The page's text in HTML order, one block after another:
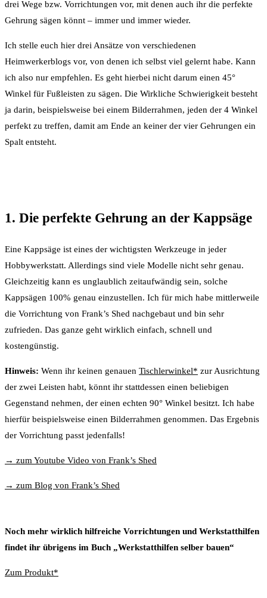
drei Wege bzw. Vorrichtungen vor, mit denen auch ihr die perfekte
Gehrung sägen könnt – immer und immer wieder.
Ich stelle euch hier drei Ansätze von verschiedenen
Heimwerkerblogs vor, von denen ich selbst viel gelernt habe. Kann
ich also nur empfehlen. Es geht hierbei nicht darum einen 45°
Winkel für Fußleisten zu sägen. Die Wirkliche Schwierigkeit besteht
ja darin, beispielsweise bei einem Bilderrahmen, jeden der 4 Winkel
perfekt zu treffen, damit am Ende an keiner der vier Gehrungen ein
Spalt entsteht.
1. Die perfekte Gehrung an der Kappsäge
Eine Kappsäge ist eines der wichtigsten Werkzeuge in jeder
Hobbywerkstatt. Allerdings sind viele Modelle nicht sehr genau.
Gleichzeitig kann es unglaublich zeitaufwändig sein, solche
Kappsägen 100% genau einzustellen. Ich für mich habe mittlerweile
die Vorrichtung von Frank’s Shed nachgebaut und bin sehr
zufrieden. Das ganze geht wirklich einfach, schnell und
kostengünstig.
Hinweis: Wenn ihr keinen genauen Tischlerwinkel* zur Ausrichtung
der zwei Leisten habt, könnt ihr stattdessen einen beliebigen
Gegenstand nehmen, der einen echten 90° Winkel besitzt. Ich habe
hierfür beispielsweise einen Bilderrahmen genommen. Das Ergebnis
der Vorrichtung passt jedenfalls!
→ zum Youtube Video von Frank’s Shed
→ zum Blog von Frank’s Shed
Noch mehr wirklich hilfreiche Vorrichtungen und Werkstatthilfen
findet ihr übrigens im Buch „Werkstatthilfen selber bauen“
Zum Produkt*